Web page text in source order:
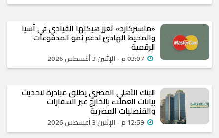
«ماستركارد» تعزز هيكلها القيادي في آسيا
والمحيط الهادئ لدعم نمو المدفوعات
الرقمية
البنك الأهلي المصري يطلق مبادرة لتحديث
بيانات العملاء بالخارج عبر السفارات
والقنصليات المصرية